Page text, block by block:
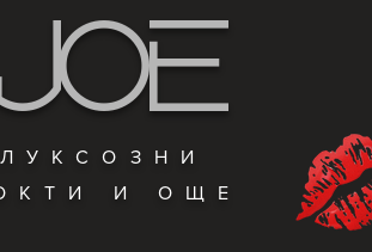
ЛУКСОЗНИ
И ОЩЕ